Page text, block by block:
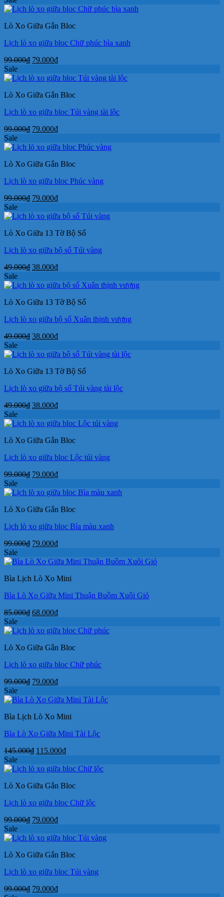
là:
tại
79.000₫.
Lò Xo Giữa Gắn Bloc
Lịch lò xo giữa bloc Chữ phúc bìa xanh
99.000₫ Giá
là:
79.000₫Giá
tại
79.000₫.
Sale
Lò Xo Giữa Gắn Bloc
Lịch lò xo giữa bloc Túi vàng tài lộc
99.000₫ Giá
là:
79.000₫Giá
tại
79.000₫.
Sale
Lò Xo Giữa Gắn Bloc
Lịch lò xo giữa bloc Phúc vàng
99.000₫ Giá
là:
79.000₫Giá
tại
79.000₫.
Sale
Lò Xo Giữa 13 Tờ Bộ Số
Lịch lò xo giữa bộ số Túi vàng
49.000₫ Giá
là:
38.000₫Giá
tại
38.000₫.
Sale
Lò Xo Giữa 13 Tờ Bộ Số
Lịch lò xo giữa bộ số Xuân thịnh vượng
49.000₫ Giá
là:
38.000₫Giá
tại
38.000₫.
Sale
Lò Xo Giữa 13 Tờ Bộ Số
Lịch lò xo giữa bộ số Túi vàng tài lộc
49.000₫ Giá
là:
38.000₫Giá
tại
38.000₫.
Sale
Lò Xo Giữa Gắn Bloc
Lịch lò xo giữa bloc Lộc túi vàng
99.000₫ Giá
là:
79.000₫Giá
tại
79.000₫.
Sale
Lò Xo Giữa Gắn Bloc
Lịch lò xo giữa bloc Bìa màu xanh
99.000₫ Giá
là:
79.000₫Giá
tại
79.000₫.
Sale
Bìa Lịch Lò Xo Mini
Bìa Lò Xo Giữa Mini Thuận Buồm Xuôi Gió
85.000₫ Giá
là:
68.000₫Giá
tại
68.000₫.
Sale
Lò Xo Giữa Gắn Bloc
Lịch lò xo giữa bloc Chữ phúc
99.000₫ Giá
là:
79.000₫Giá
tại
79.000₫.
Sale
Bìa Lịch Lò Xo Mini
Bìa Lò Xo Giữa Mini Tài Lộc
145.000₫ Giá
là:
115.000₫Giá
tại
115.000₫.
Sale
Lò Xo Giữa Gắn Bloc
Lịch lò xo giữa bloc Chữ lộc
99.000₫ Giá
là:
79.000₫Giá
tại
79.000₫.
Sale
Lò Xo Giữa Gắn Bloc
Lịch lò xo giữa bloc Túi vàng
99.000₫ Giá
79.000₫Giá